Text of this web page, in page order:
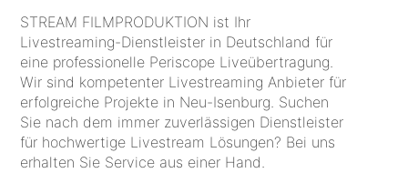
STREAM FILMPRODUKTION ist Ihr
Livestreaming-Dienstleister in Deutschland für
eine professionelle Periscope Liveübertragung.
Wir sind kompetenter Livestreaming Anbieter für
erfolgreiche Projekte in Neu-Isenburg. Suchen
Sie nach dem immer zuverlässigen Dienstleister
für hochwertige Livestream Lösungen? Bei uns
erhalten Sie Service aus einer Hand.